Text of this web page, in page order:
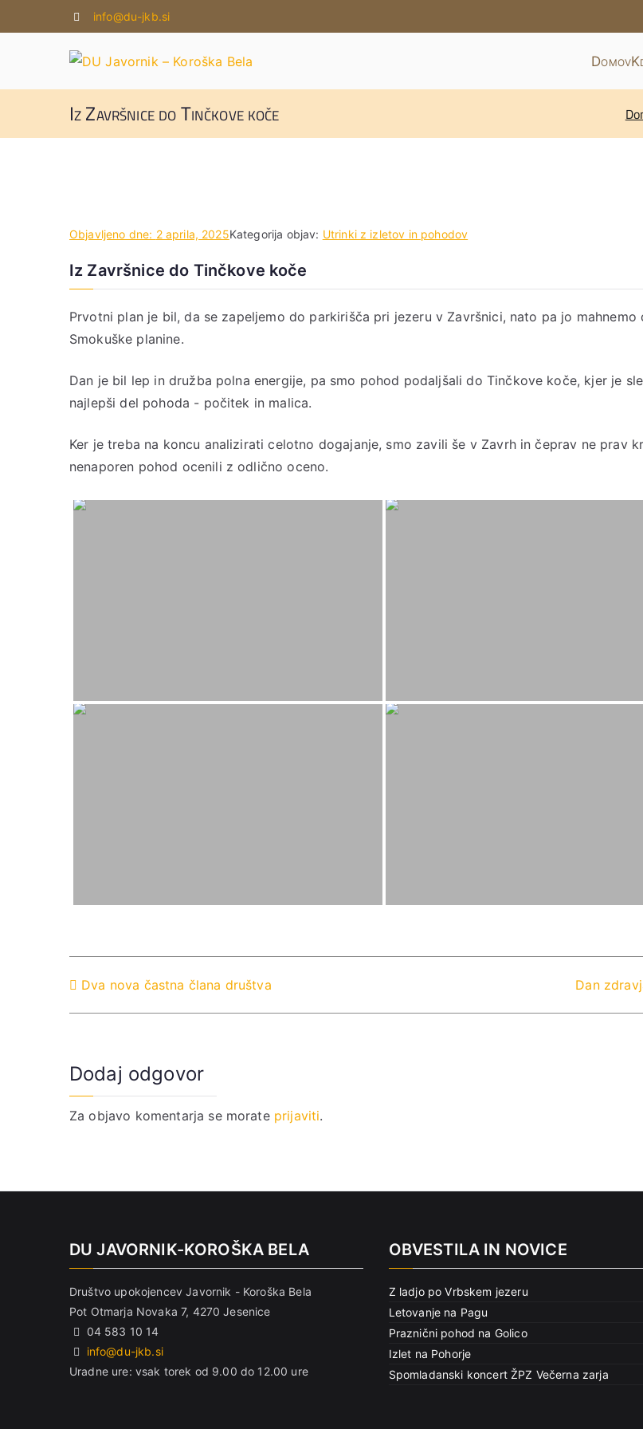
na
info@du-jkb.si
Domov
Iz Završnice do Tinčkove koče
Objavljeno dne: 2 aprila, 2025Kategorija objav: Utrinki z izletov in pohodov
Iz Završnice do Tinčkove koče
Prvotni plan je bil, da se zapeljemo do parkirišča pri jezeru v Završnici, nato pa jo mahnemo
Smokuške planine.
Dan je bil lep in družba polna energije, pa smo pohod podaljšali do Tinčkove koče, kjer je
najlepši del pohoda - počitek in malica.
Ker je treba na koncu analizirati celotno dogajanje, smo zavili še v Zavrh in čeprav ne prav
nenaporen pohod ocenili z odlično oceno.
Navigacija
prispevka
Dva nova častna člana društva Dan
Dodaj odgovor
Za objavo komentarja se morate prijaviti.
DU JAVORNIK-KOROŠKA BELA
Društvo upokojencev Javornik - Koroška Bela
Pot Otmarja Novaka 7, 4270 Jesenice
04 583 10 14
info@du-jkb.si
Uradne ure: vsak torek od 9.00 do 12.00 ure
OBVESTILA IN NOVICE
Z ladjo po Vrbskem jezeru
Letovanje na Pagu
Praznični pohod na Golico
Izlet na Pohorje
Spomladanski koncert ŽPZ Večerna zarja